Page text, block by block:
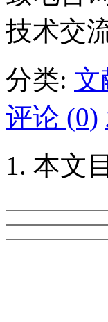
技术交
分类: 文
评论 (0)
本文